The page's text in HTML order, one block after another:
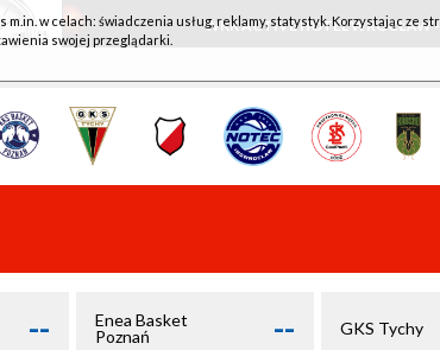
WKK ACTIVE HOTEL WROCŁAW
--
Enea Basket
Poznań
-- GKS Tychy
m.in. w celach: świadczenia usług, reklamy, statystyk. Korzystając ze
swojej przeglądarki.